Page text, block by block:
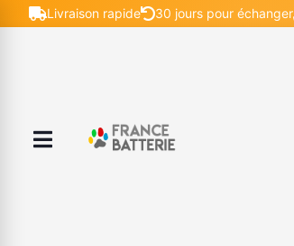
Livraison rapide 30 jours pour échanger